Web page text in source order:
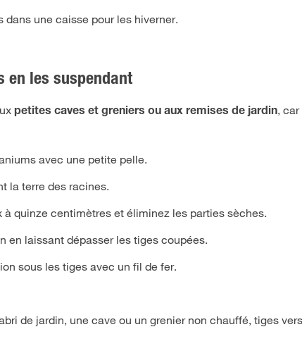
une caisse pour les hiverner.
en les suspendant
petites caves et greniers ou aux remises de jardin,
avec une petite pelle.
la terre des racines.
quinze centimètres et éliminez les parties sèches.
en laissant dépasser les tiges coupées.
sous les tiges avec un fil de fer.
de jardin, une cave ou un grenier non chauffé, tiges